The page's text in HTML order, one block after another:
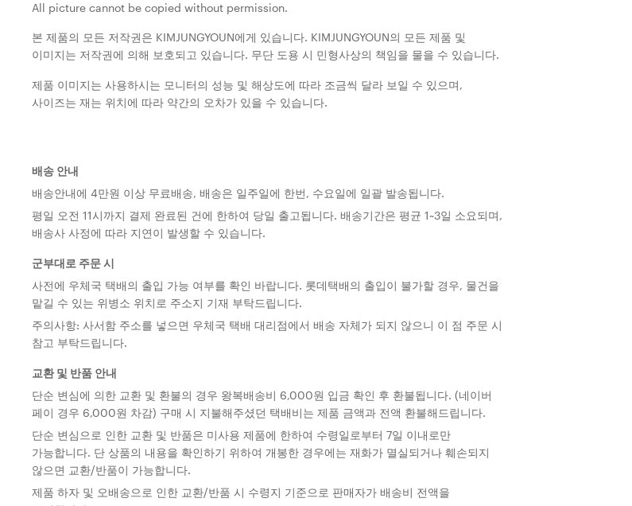
All picture cannot be copied without permission.
본 제품의 모든 저작권은 KIMJUNGYOUN에게 있습니다. KIMJUNGYOUN의 모든 제품 및
이미지는 저작권에 의해 보호되고 있습니다. 무단 도용 시 민형사상의 책임을 물을 수 있습니다.
제품 이미지는 사용하시는 모니터의 성능 및 해상도에 따라 조금씩 달라 보일 수 있으며,
사이즈는 재는 위치에 따라 약간의 오차가 있을 수 있습니다.
배송 안내
배송안내에 4만원 이상 무료배송, 배송은 일주일에 한번, 수요일에 일괄 발송됩니다.
평일 오전 11시까지 결제 완료된 건에 한하여 당일 출고됩니다. 배송기간은 평균 1~3일 소요되며,
배송사 사정에 따라 지연이 발생할 수 있습니다.
군부대로 주문 시
사전에 우체국 택배의 출입 가능 여부를 확인 바랍니다. 롯데택배의 출입이 불가할 경우, 물건을
맡길 수 있는 위병소 위치로 주소지 기재 부탁드립니다.
주의사항: 사서함 주소를 넣으면 우체국 택배 대리점에서 배송 자체가 되지 않으니 이 점 주문 시
참고 부탁드립니다.
교환 및 반품 안내
단순 변심에 의한 교환 및 환불의 경우 왕복배송비 6,000원 입금 확인 후 환불됩니다. (네이버
페이 경우 6,000원 차감) 구매 시 지불해주셨던 택배비는 제품 금액과 전액 환불해드립니다.
단순 변심으로 인한 교환 및 반품은 미사용 제품에 한하여 수령일로부터 7일 이내로만
가능합니다. 단 상품의 내용을 확인하기 위하여 개봉한 경우에는 재화가 멸실되거나 훼손되지
않으면 교환/반품이 가능합니다.
제품 하자 및 오배송으로 인한 교환/반품 시 수령지 기준으로 판매자가 배송비 전액을